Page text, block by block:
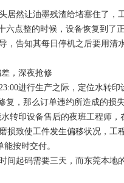
然让油墨残渣给堵塞住了，
点整的时候，设备恢复到了
告知其每日停机之后要用清
，深夜抢修
进行生产之际，定位水转印
，那么订单违约所造成的损
印设备售后的夜班工程师，
致使工件发生偏移状况，工
按时交付。
起码需要三天，而东莞本地